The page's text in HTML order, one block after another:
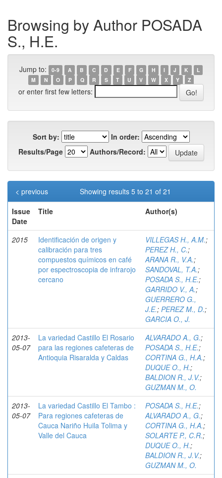
Browsing by Author POSADA
S., H.E.
Jump to: 0-9 A B C D E F G H I J K
L
M
N O P Q R S T U V W X Y Z
or enter first few letters:
Sort by:
In order:
Results/Page
Authors/Record:
Showing results 5 to 21 of 21
< previous
Issue
Date
Title Author(s)
2015
Identificación de origen y
calibración para tres
compuestos químicos en café
por espectroscopia de infrarojo
cercano
VILLEGAS H., A.M.;
PEREZ H., C.;
ARANA R., V.A.;
SANDOVAL, T.A.;
POSADA S., H.E.;
GARRIDO V., A.;
GUERRERO G.,
J.E.; PEREZ M., D.;
GARCIA O., J.
2013-
05-07
La variedad Castillo El Rosario
para las regiones cafeteras de
Antioquia Risaralda y Caldas
ALVARADO A., G.;
POSADA S., H.E.;
CORTINA G., H.A.;
DUQUE O., H.;
BALDION R., J.V.;
GUZMAN M., O.
2013-
05-07
La variedad Castillo El Tambo :
Para regiones cafeteras de
Cauca Nariño Huila Tolima y
Valle del Cauca
POSADA S., H.E.;
ALVARADO A., G.;
CORTINA G., H.A.;
SOLARTE P., C.R.;
DUQUE O., H.;
BALDION R., J.V.;
GUZMAN M., O.